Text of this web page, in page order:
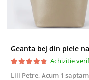
Achizitie
Lili Petre, Acum 1